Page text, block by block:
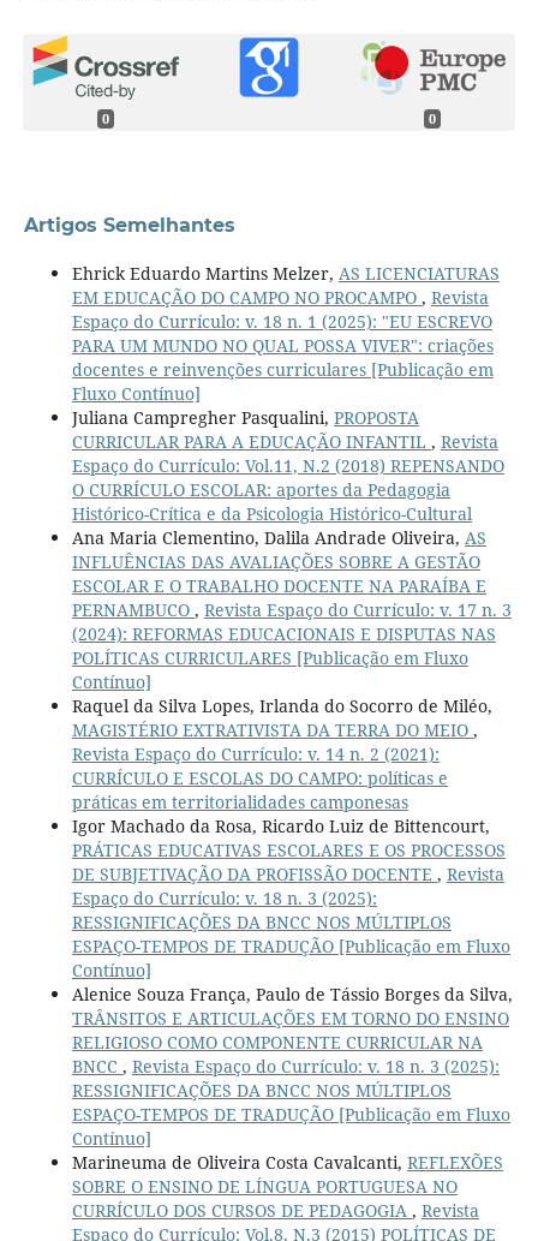
0 0
Artigos Semelhantes
Ehrick Eduardo Martins Melzer, AS LICENCIATURAS
EM EDUCAÇÃO DO CAMPO NO PROCAMPO , Revista
Espaço do Currículo: v. 18 n. 1 (2025): "EU ESCREVO
PARA UM MUNDO NO QUAL POSSA VIVER": criações
docentes e reinvenções curriculares [Publicação em
Fluxo Contínuo]
Juliana Campregher Pasqualini, PROPOSTA
CURRICULAR PARA A EDUCAÇÃO INFANTIL , Revista
Espaço do Currículo: Vol.11, N.2 (2018) REPENSANDO
O CURRÍCULO ESCOLAR: aportes da Pedagogia
Histórico-Crítica e da Psicologia Histórico-Cultural
Ana Maria Clementino, Dalila Andrade Oliveira, AS
INFLUÊNCIAS DAS AVALIAÇÕES SOBRE A GESTÃO
ESCOLAR E O TRABALHO DOCENTE NA PARAÍBA E
PERNAMBUCO , Revista Espaço do Currículo: v. 17 n. 3
(2024): REFORMAS EDUCACIONAIS E DISPUTAS NAS
POLÍTICAS CURRICULARES [Publicação em Fluxo
Contínuo]
Raquel da Silva Lopes, Irlanda do Socorro de Miléo,
MAGISTÉRIO EXTRATIVISTA DA TERRA DO MEIO ,
Revista Espaço do Currículo: v. 14 n. 2 (2021):
CURRÍCULO E ESCOLAS DO CAMPO: políticas e
práticas em territorialidades camponesas
Igor Machado da Rosa, Ricardo Luiz de Bittencourt,
PRÁTICAS EDUCATIVAS ESCOLARES E OS PROCESSOS
DE SUBJETIVAÇÃO DA PROFISSÃO DOCENTE , Revista
Espaço do Currículo: v. 18 n. 3 (2025):
RESSIGNIFICAÇÕES DA BNCC NOS MÚLTIPLOS
ESPAÇO-TEMPOS DE TRADUÇÃO [Publicação em Fluxo
Contínuo]
Alenice Souza França, Paulo de Tássio Borges da Silva,
TRÂNSITOS E ARTICULAÇÕES EM TORNO DO ENSINO
RELIGIOSO COMO COMPONENTE CURRICULAR NA
BNCC , Revista Espaço do Currículo: v. 18 n. 3 (2025):
RESSIGNIFICAÇÕES DA BNCC NOS MÚLTIPLOS
ESPAÇO-TEMPOS DE TRADUÇÃO [Publicação em Fluxo
Contínuo]
Marineuma de Oliveira Costa Cavalcanti, REFLEXÕES
SOBRE O ENSINO DE LÍNGUA PORTUGUESA NO
CURRÍCULO DOS CURSOS DE PEDAGOGIA , Revista
Espaço do Currículo: Vol.8, N.3 (2015) POLÍTICAS DE